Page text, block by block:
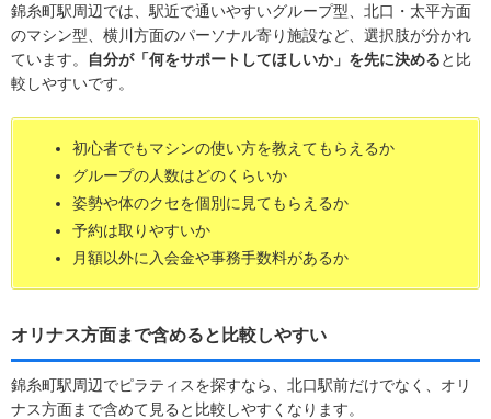
錦糸町駅周辺では、駅近で通いやすいグループ型、北口・太平方面
のマシン型、横川方面のパーソナル寄り施設など、選択肢が分かれ
ています。
自分が「何をサポートしてほしいか」を先に決めると比
較しやすいです。
初心者でもマシンの使い方を教えてもらえるか
グループの人数はどのくらいか
姿勢や体のクセを個別に見てもらえるか
予約は取りやすいか
月額以外に入会金や事務手数料があるか
オリナス方面まで含めると比較しやすい
錦糸町駅周辺でピラティスを探すなら、北口駅前だけでなく、オリ
ナス方面まで含めて見ると比較しやすくなります。